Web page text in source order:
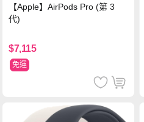
【Apple】AirPods Pro (第 3
代)
$7,115
免運